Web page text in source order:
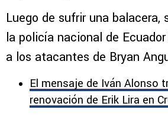
Luego de sufrir una balacera,
la policía nacional de
a los atacantes de Bryan
El mensaje de Iván Alonso
renovación de Erik Lira en